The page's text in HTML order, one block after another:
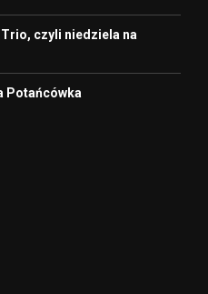
czyli niedziela na
Potańcówka